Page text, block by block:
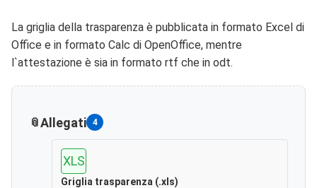
La griglia della trasparenza è pubblicata in formato Excel di
Office e in formato Calc di OpenOffice, mentre
l`attestazione è sia in formato rtf che in odt.
Allegati 4
XLS
Griglia trasparenza (.xls)